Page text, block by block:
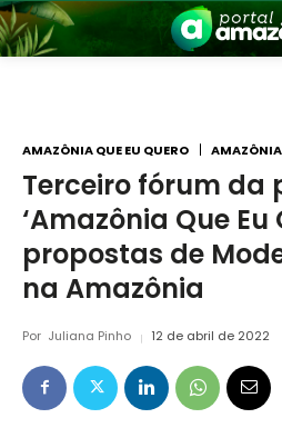
AMAZÔNIA QUE EU QUERO AMAZÔNIA
Terceiro fórum
‘Amazônia Que
propostas de
na Amazônia
Por Juliana Pinho 12 de abril de 2022